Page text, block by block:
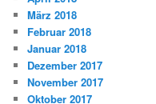
März 2018
Februar 2018
Januar 2018
Dezember 2017
November 2017
Oktober 2017